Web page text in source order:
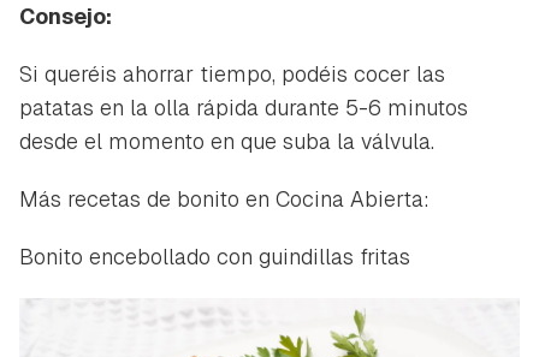
Consejo:
Si queréis ahorrar tiempo, podéis cocer las
patatas en la olla rápida durante 5-6 minutos
desde el momento en que suba la válvula.
Más recetas de bonito en Cocina Abierta:
Bonito encebollado con guindillas fritas